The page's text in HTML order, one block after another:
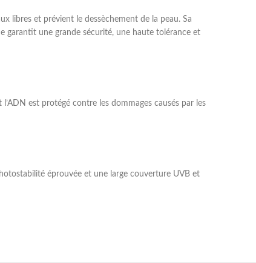
libres et prévient le dessèchement de la peau. Sa
garantit une grande sécurité, une haute tolérance et
est protégé contre les dommages causés par les
éprouvée et une large couverture UVB et